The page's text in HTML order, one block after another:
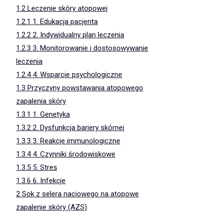
1.2 Leczenie skóry atopowej
1.2.1 1. Edukacja pacjenta
1.2.2 2. Indywidualny plan leczenia
1.2.3 3. Monitorowanie i dostosowywanie
leczenia
1.2.4 4. Wsparcie psychologiczne
1.3 Przyczyny powstawania atopowego
zapalenia skóry
1.3.1 1. Genetyka
1.3.2 2. Dysfunkcja bariery skórnej
1.3.3 3. Reakcje immunologiczne
1.3.4 4. Czynniki środowiskowe
1.3.5 5. Stres
1.3.6 6. Infekcje
2 Sok z selera naciowego na atopowe
zapalenie skóry (AZS)